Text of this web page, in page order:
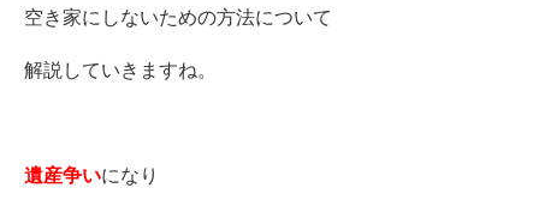
空き家にしないための方法について
解説していきますね。
遺産争いになり